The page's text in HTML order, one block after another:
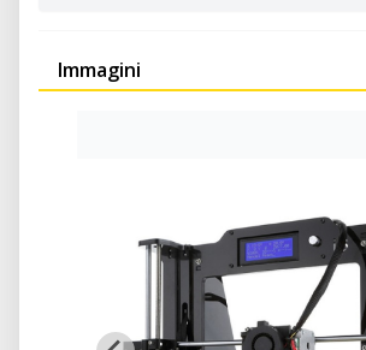
Immagini